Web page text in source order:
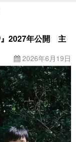
』2027年公開 主
2026年6月19日